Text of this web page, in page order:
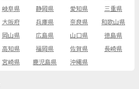
岐阜県 静岡県 愛知県
三重県
大阪府 兵庫県 奈良県
和歌山県
岡山県 広島県 山口県
徳島県
高知県 福岡県 佐賀県
長崎県
宮崎県 鹿児島県 沖縄県